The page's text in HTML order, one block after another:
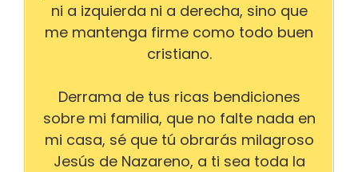
ni a izquierda ni a derecha, sino que
me mantenga firme como todo buen
cristiano.
Derrama de tus ricas bendiciones
sobre mi familia, que no falte nada en
mi casa, sé que tú obrarás milagroso
Jesús de Nazareno, a ti sea toda la